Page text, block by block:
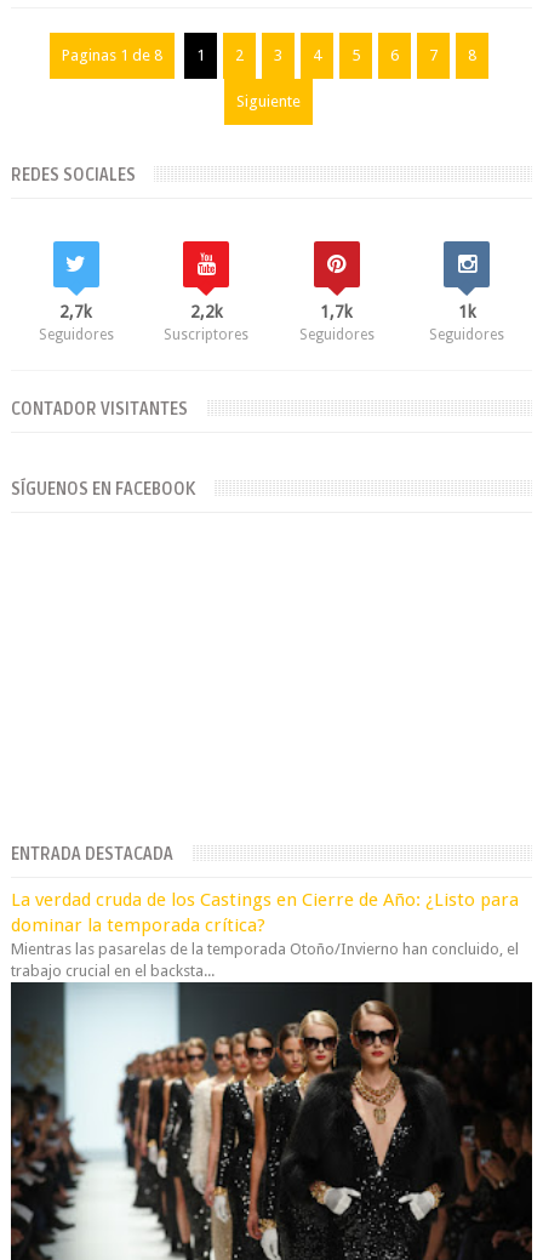
Paginas 1 de 8 1 2 3 4 5 6 7 8
Siguiente
REDES SOCIALES
2,7k
Seguidores
2,2k
Suscriptores
1,7k
Seguidores
1k
Seguidores
CONTADOR VISITANTES
SÍGUENOS EN FACEBOOK
ENTRADA DESTACADA
La verdad cruda de los Castings en Cierre de Año: ¿Listo para
dominar la temporada crítica?
Mientras las pasarelas de la temporada Otoño/Invierno han concluido, el
trabajo crucial en el backsta...